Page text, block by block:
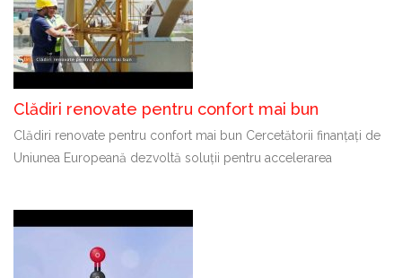
Clădiri renovate pentru confort mai bun
Clădiri renovate pentru confort mai bun Cercetătorii finanțați de
Uniunea Europeană dezvoltă soluții pentru accelerarea